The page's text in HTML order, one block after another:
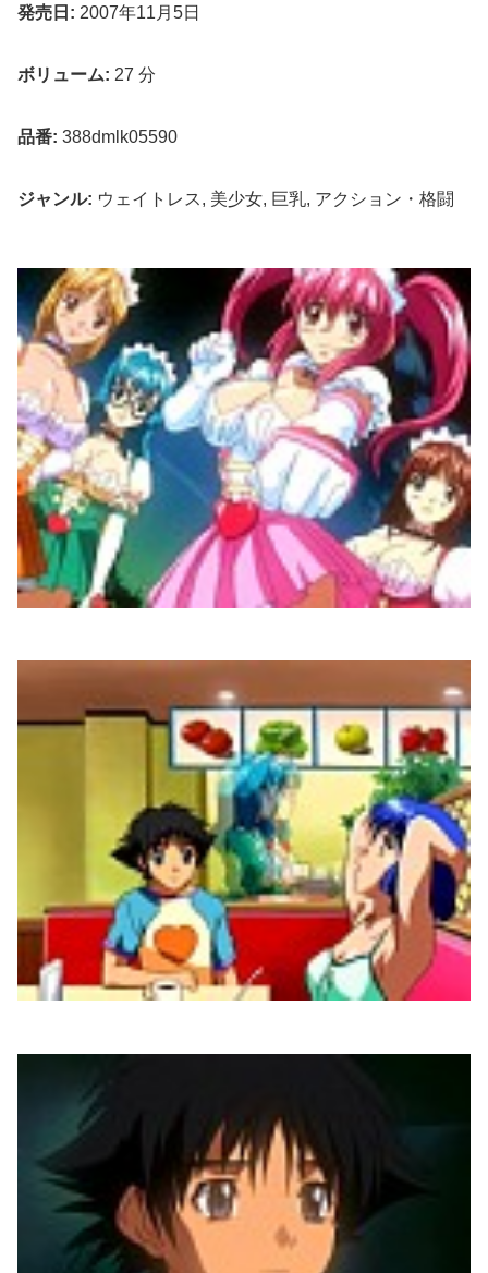
発売日: 2007年11月5日
ボリューム: 27 分
品番: 388dmlk05590
ジャンル: ウェイトレス, 美少女, 巨乳, アクション・格闘